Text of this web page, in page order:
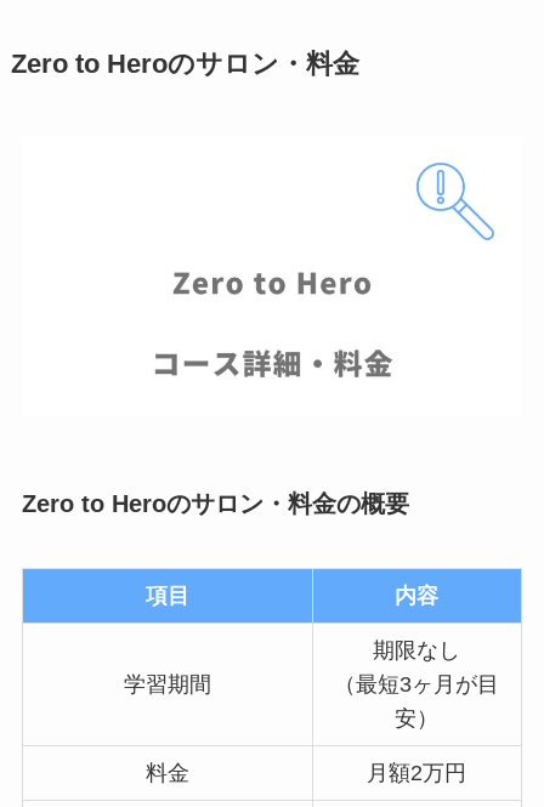
Zero to Heroのサロン・料金
Zero to Heroのサロン・料金の概要
項目 内容
学習期間
期限なし
（最短3ヶ月が目
安）
料金 月額2万円